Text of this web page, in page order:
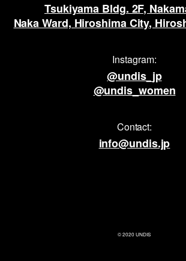
Tsukiyama Bldg. 2F,
Naka Ward, Hiroshima City,
Instagram:
@undis_jp
@undis_women
Contact:
info@undis.jp
© 2020 UNDIS